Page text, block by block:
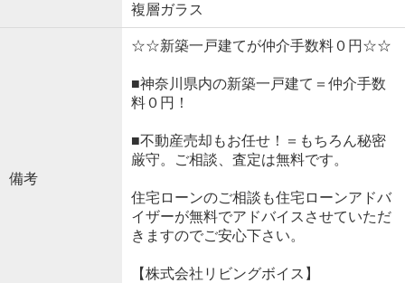
複層ガラス
備考
☆☆新築一戸建てが仲介手数料０円☆☆
■神奈川県内の新築一戸建て＝仲介手数
料０円！
■不動産売却もお任せ！＝もちろん秘密
厳守。ご相談、査定は無料です。
住宅ローンのご相談も住宅ローンアドバ
イザーが無料でアドバイスさせていただ
きますのでご安心下さい。
【株式会社リビングボイス】